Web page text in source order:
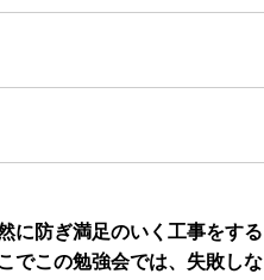
に防ぎ満足のいく工事をする
でこの勉強会では、失敗しな